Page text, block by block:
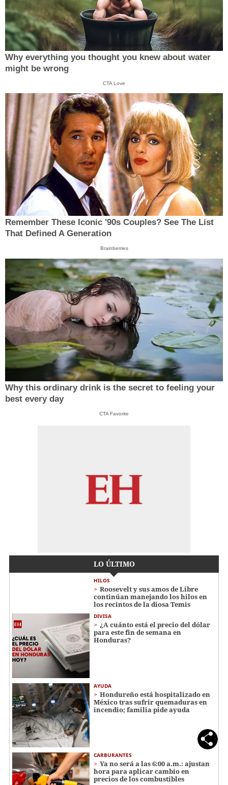
Why everything you thought you knew about water
might be wrong
CTA Love
Remember These Iconic '90s Couples? See The List
That Defined A Generation
Brainberries
Why this ordinary drink is the secret to feeling your
best every day
CTA Favorite
LO ÚLTIMO
HILOS
Roosevelt y sus amos de Libre
continúan manejando los hilos en
los recintos de la diosa Temis
DIVISA
¿A cuánto está el precio del dólar
para este fin de semana en
Honduras?
AYUDA
Hondureño está hospitalizado en
México tras sufrir quemaduras en
incendio; familia pide ayuda
CARBURANTES
Ya no será a las 6:00 a.m.: ajustan
hora para aplicar cambio en
precios de los combustibles